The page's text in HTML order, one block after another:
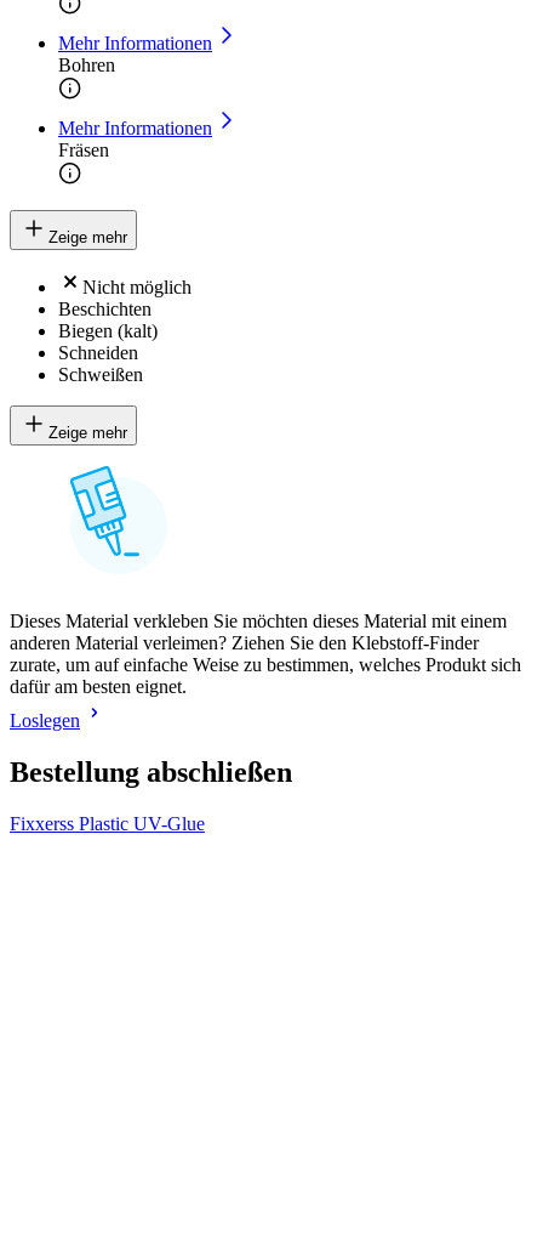
Mehr Informationen
Bohren
Mehr Informationen
Fräsen
Zeige mehr
Nicht möglich
Beschichten
Biegen (kalt)
Schneiden
Schweißen
Zeige mehr
Dieses Material verkleben Sie möchten dieses Material mit einem
anderen Material verleimen? Ziehen Sie den Klebstoff-Finder
zurate, um auf einfache Weise zu bestimmen, welches Produkt sich
dafür am besten eignet.
Loslegen
Bestellung abschließen
Fixxerss Plastic UV-Glue